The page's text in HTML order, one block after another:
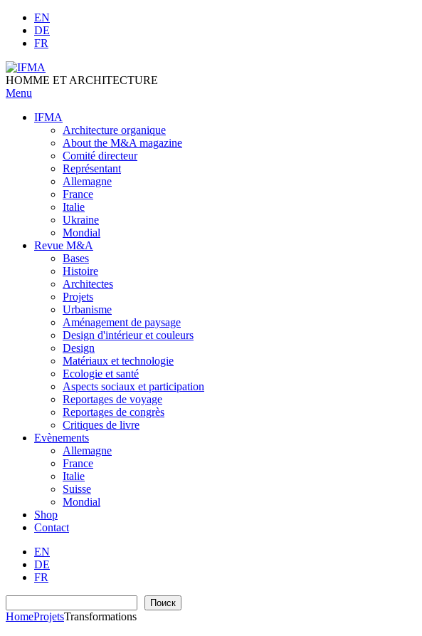
Skip
content
EN
DE
FR
HOMME ET ARCHITECTURE
Menu
IFMA
Architecture organique
Аbout the M&A magazine
Comité directeur
Représentant
Allemagne
France
Italie
Ukraine
Mondial
Revue M&A
Bases
Histoire
Architectes
Projets
Urbanisme
Aménagement de paysage
Design d'intérieur et couleurs
Design
Matériaux et technologie
Ecologie et santé
Aspects sociaux et participation
Reportages de voyage
Reportages de congrès
Critiques de livre
Evènements
Allemagne
France
Italie
Suisse
Mondial
Shop
Contact
EN
DE
FR
Поиск
HomeProjetsTransformations